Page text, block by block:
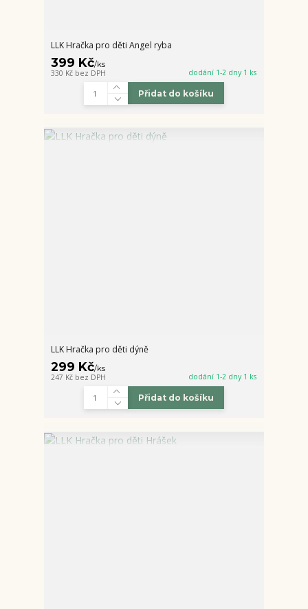
LLK Hračka pro děti Angel ryba
399 Kč/ks
330 Kč bez DPH dodání 1-2 dny 1 ks
Přidat do košíku
LLK Hračka pro děti dýně
299 Kč/ks
247 Kč bez DPH dodání 1-2 dny 1 ks
Přidat do košíku